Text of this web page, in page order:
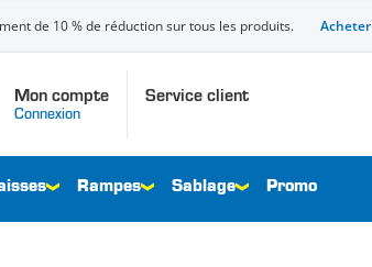
de 10 % de réduction sur tous les produits.
Mon compte
Connexion
Service client
Rampes Sablage Promo